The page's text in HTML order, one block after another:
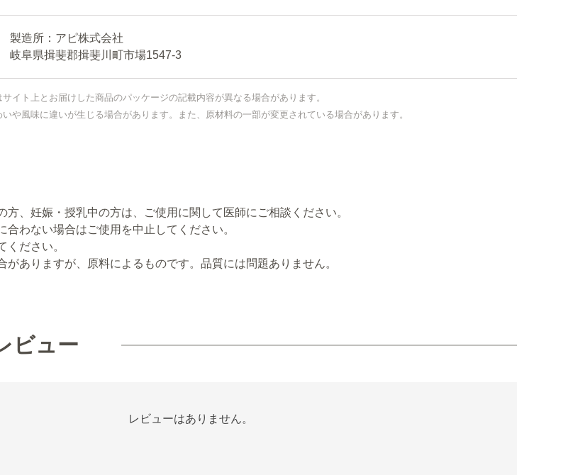
製造所：アピ株式会社
岐阜県揖斐郡揖斐川町市場1547-3
イト上とお届けした商品のパッケージの記載内容が異なる場合があります。
や風味に違いが生じる場合があります。また、原材料の一部が変更されている場合があります。
方、妊娠・授乳中の方は、ご使用に関して医師にご相談ください。
合わない場合はご使用を中止してください。
ください。
がありますが、原料によるものです。品質には問題ありません。
ビュー
レビューはありません。